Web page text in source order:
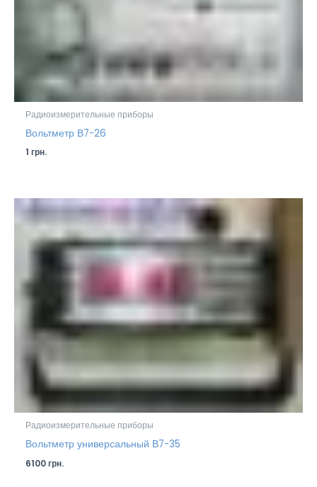
Радиоизмерительные приборы
Вольтметр В7-26
1грн.
Радиоизмерительные приборы
Вольтметр универсальный В7-35
6100грн.